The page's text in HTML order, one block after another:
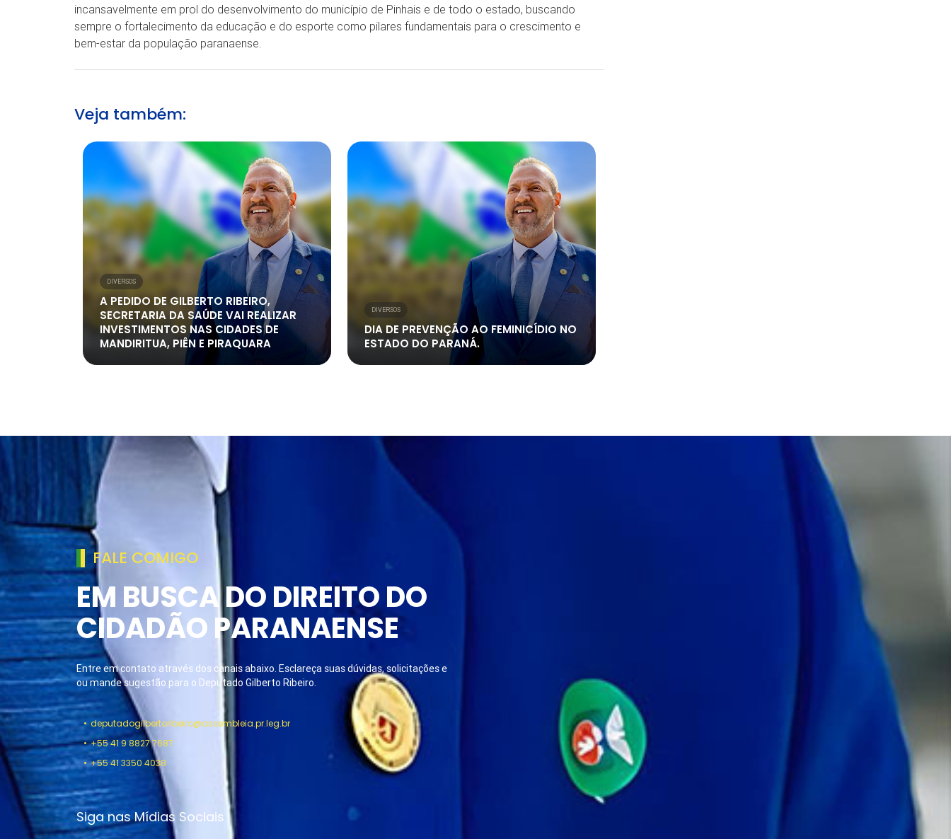
incansavelmente em prol do desenvolvimento do município de Pinhais e de todo o estado, buscando
sempre o fortalecimento da educação e do esporte como pilares fundamentais para o crescimento e
bem-estar da população paranaense.
Veja também:
DIVERSOS
A PEDIDO DE GILBERTO RIBEIRO,
SECRETARIA DA SAÚDE VAI REALIZAR
INVESTIMENTOS NAS CIDADES DE
MANDIRITUA, PIÊN E PIRAQUARA
DIVERSOS
DIA DE PREVENÇÃO AO FEMINICÍDIO NO
ESTADO DO PARANÁ.
FALE COMIGO
EM BUSCA DO DIREITO DO
CIDADÃO PARANAENSE
Entre em contato através dos canais abaixo. Esclareça suas dúvidas, solicitações e
ou mande sugestão para o Deputado Gilberto Ribeiro.
deputadogilbertoribeiro@assembleia.pr.leg.br
+55 41 9 8827 7687
+55 41 3350 4038
Siga nas Mídias Sociais